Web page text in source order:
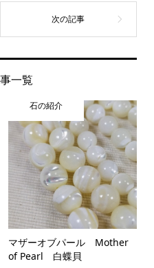
一覧
石の紹介
マザーオブパール Mother
of Pearl 白蝶貝